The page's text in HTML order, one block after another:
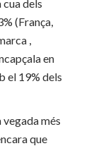
dels
(França,
,
en
el 19% dels
més
que